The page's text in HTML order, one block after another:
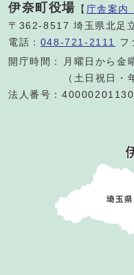
伊奈町役場 【 庁舎案内
〒362-8517 埼玉県北足
電話： 048-721-2111
フ
開庁時間：
月曜日から金
（土日祝日・
法人番号：